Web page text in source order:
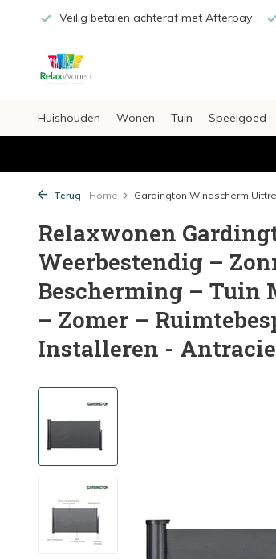
Veilig betalen achteraf met Afterpay
Huishouden Wonen Tuin Speelgoed
Terug Home Gardington Windscherm
Relaxwonen
Weerbestendig –
Bescherming – Tuin
– Zomer –
Installeren -